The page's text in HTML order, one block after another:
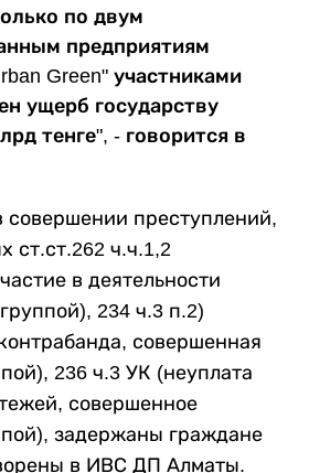
по двум
предприятиям
Green" участниками
ущерб государству
тенге", - говорится в
преступлений,
ст.ст.262 ч.ч.1,2
в деятельности
234 ч.3 п.2)
совершенная
236 ч.3 УК (неуплата
совершенное
задержаны граждане
в ИВС ДП Алматы.